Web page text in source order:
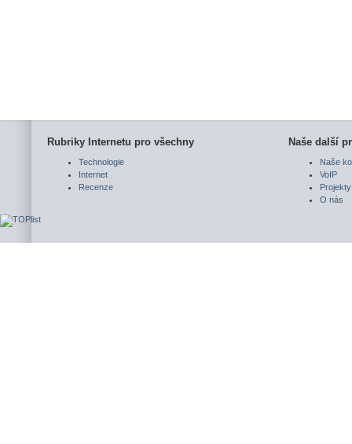
Rubriky Internetu pro všechny
Technologie
Internet
Recenze
Naše další
Naše
VoIP
Projekty
O nás